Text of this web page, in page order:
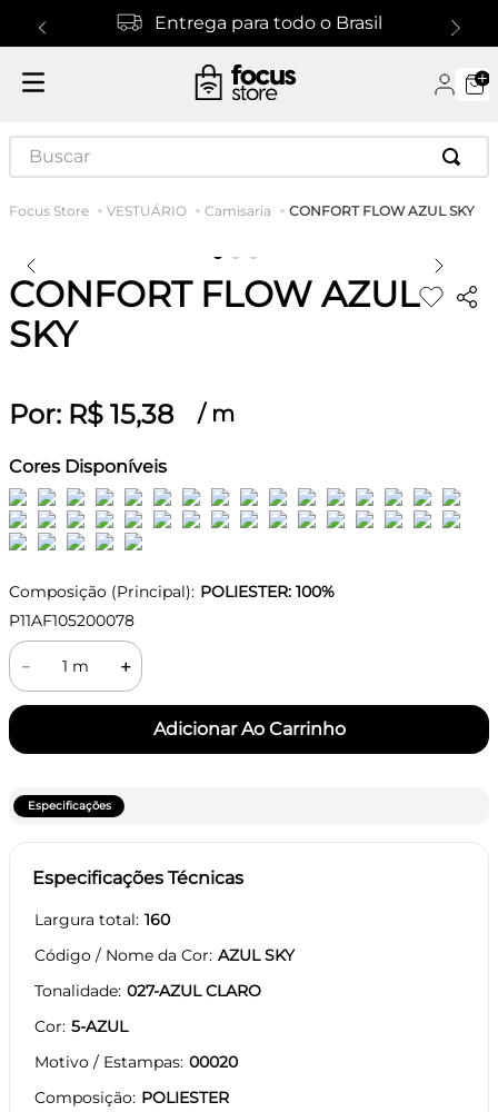
Entrega para todo o Brasil
Buscar
VESTUÁRIO Camisaria CONFORT FLOW AZUL SKY
CONFORT FLOW AZUL
SKY
Por: R$ 15,38 / m
Cores Disponíveis
Composição (Principal): POLIESTER: 100%
P11AF105200078
＋
－
Especificações
Especificações Técnicas
Largura total 160
Código / Nome da Cor AZUL SKY
Tonalidade 027-AZUL CLARO
Cor 5-AZUL
Motivo / Estampas 00020
Composição POLIESTER